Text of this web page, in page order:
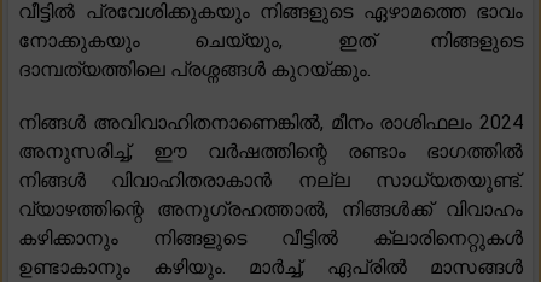
വീട്ടിൽ പ്രവേശിക്കുകയും നിങ്ങളുടെ ഏഴാമത്തെ ഭാവം
നോക്കുകയും ചെയ്യും, ഇത് നിങ്ങളുടെ
ദാമ്പത്യത്തിലെ പ്രശ്നങ്ങൾ കുറയ്ക്കും.
നിങ്ങൾ അവിവാഹിതനാണെങ്കിൽ, മീനം രാശിഫലം 2024
അനുസരിച്ച്, ഈ വർഷത്തിന്റെ രണ്ടാം ഭാഗത്തിൽ
നിങ്ങൾ വിവാഹിതരാകാൻ നല്ല സാധ്യതയുണ്ട്.
വ്യാഴത്തിന്റെ അനുഗ്രഹത്താൽ, നിങ്ങൾക്ക് വിവാഹം
കഴിക്കാനും നിങ്ങളുടെ വീട്ടിൽ ക്ലാരിനെറ്റുകൾ
ഉണ്ടാകാനും കഴിയും. മാർച്ച്, ഏപ്രിൽ മാസങ്ങൾ